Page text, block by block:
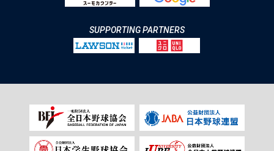
SUPPORTING PARTNERS